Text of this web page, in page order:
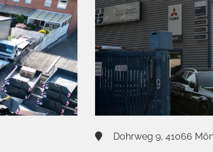
Dohrweg 9, 41066